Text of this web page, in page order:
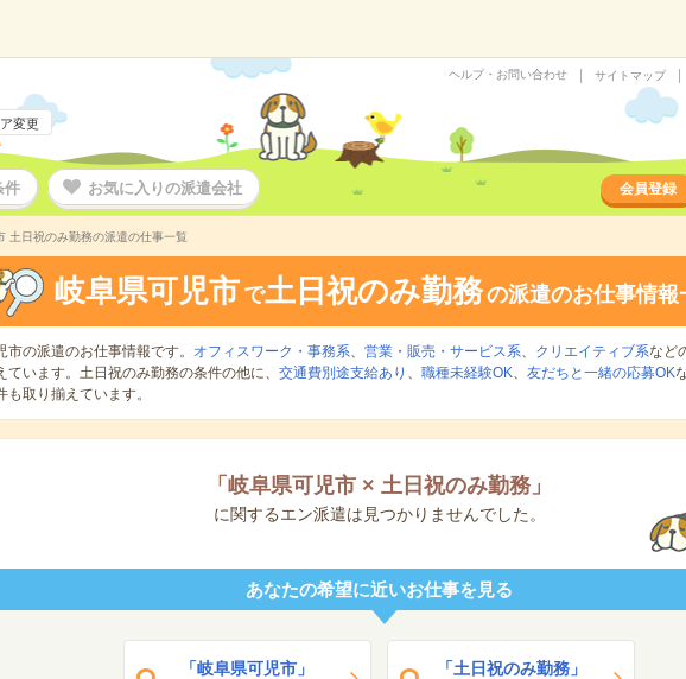
変更
ヘルプ・お問い合わせ サイトマップ
件 お気に入りの派遣会社 会員登録
土日祝のみ勤務の派遣の仕事一覧
岐阜県可児市 で土日祝のみ勤務の派遣のお仕事情報
市の派遣のお仕事情報です。 オフィスワーク・事務系、 営業・販売・サービス系、 クリエイティブ系など
ています。土日祝のみ勤務の条件の他に、 交通費別途支給あり 、 職種未経験OK、 友だちと一緒の応募OK
も取り揃えています。
「 岐阜県可児市 × 土日祝のみ勤務 」
に関するエン派遣は見つかりませんでした。
あなたの希望に近いお仕事を見る
「岐阜県可児市」 「土日祝のみ勤務」